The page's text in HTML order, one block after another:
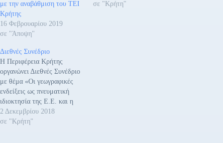
με την αναβάθμιση του ΤΕΙ
Κρήτης
16 Φεβρουαρίου 2019
σε "Άποψη"
σε "Κρήτη"
Διεθνές Συνέδριο
Η Περιφέρεια Κρήτης
οργανώνει Διεθνές Συνέδριο
με θέμα «Οι γεωγραφικές
ενδείξεις ως πνευματική
ιδιοκτησία της Ε.Ε. και η
συμβολή τους στην
ανάπτυξη των Περιφερειών».
2 Δεκεμβρίου 2018
σε "Κρήτη"